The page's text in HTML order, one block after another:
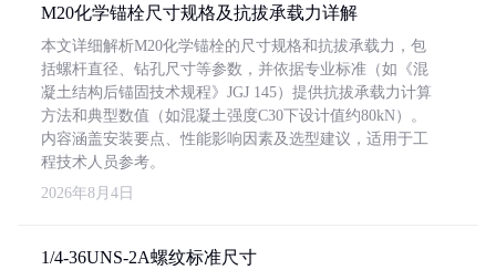
M20化学锚栓尺寸规格及抗拔承载力详解
本文详细解析M20化学锚栓的尺寸规格和抗拔承载力，包
括螺杆直径、钻孔尺寸等参数，并依据专业标准（如《混
凝土结构后锚固技术规程》JGJ 145）提供抗拔承载力计算
方法和典型数值（如混凝土强度C30下设计值约80kN）。
内容涵盖安装要点、性能影响因素及选型建议，适用于工
程技术人员参考。
2026年8月4日
1/4-36UNS-2A螺纹标准尺寸